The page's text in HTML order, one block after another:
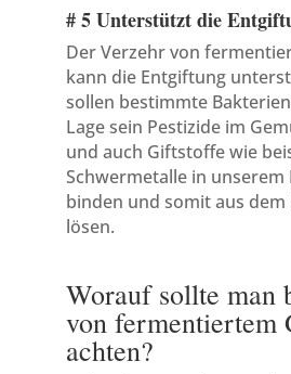
# 5 Unterstützt die
Der Verzehr von
kann die Entgiftung
sollen bestimmte
Lage sein Pestizide im
und auch Giftstoffe wie
Schwermetalle in unserem
binden und somit aus dem
lösen.
Worauf sollte man
von fermentiertem
achten?